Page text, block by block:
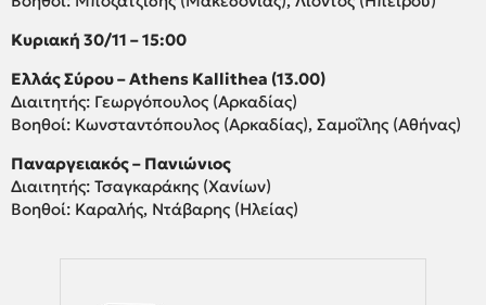
Κυριακή 30/11 – 15:00
Ελλάς Σύρου – Athens Kallithea (13.00)
Διαιτητής: Γεωργόπουλος (Αρκαδίας)
Βοηθοί: Κωνσταντόπουλος (Αρκαδίας), Σαμοΐλης (Αθήνας)
Παναργειακός – Πανιώνιος
Διαιτητής: Τσαγκαράκης (Χανίων)
Βοηθοί: Καραλής, Ντάβαρης (Ηλείας)